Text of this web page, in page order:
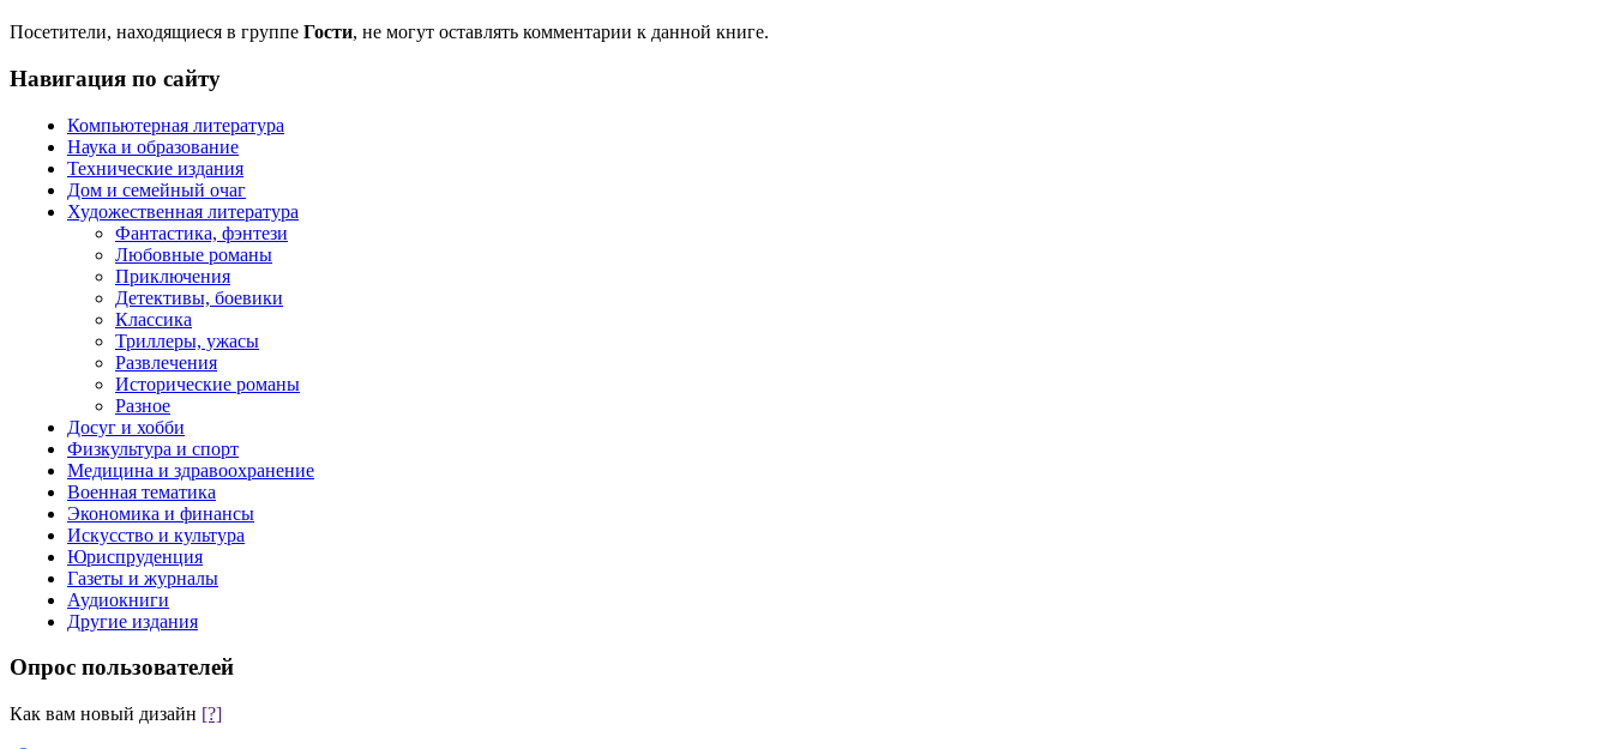
Посетители, находящиеся в группе Гости, не могут оставлять комментарии к данной книге.
Навигация по сайту
Компьютерная литература
Наука и образование
Технические издания
Дом и семейный очаг
Художественная литература
Фантастика, фэнтези
Любовные романы
Приключения
Детективы, боевики
Классика
Триллеры, ужасы
Развлечения
Исторические романы
Разное
Досуг и хобби
Физкультура и спорт
Медицина и здравоохранение
Военная тематика
Экономика и финансы
Искусство и культура
Юриспруденция
Газеты и журналы
Аудиокниги
Другие издания
Опрос пользователей
Как вам новый дизайн [?]